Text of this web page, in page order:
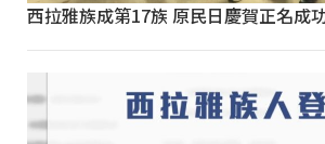
西拉雅族成第17族 原民日慶賀正名成